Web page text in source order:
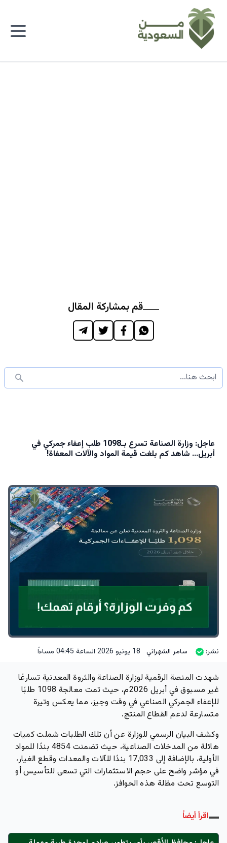
قم بمشاركة المقال
عاجل: وزارة الصناعة تسرع بـ1098 طلب إعفاء جمركي في
أبريل… شاهد كم بلغت قيمة المواد والآلات المعفاة!
نشر: سامر الشهراني 18 يونيو 2026 الساعة 04:45 مساءاً
شهدت المنصة الرقمية لوزارة الصناعة والثروة المعدنية تسارعًا
غير مسبوق في أبريل 2026م، حيث تمت معالجة 1098 طلبًا
للإعفاء الجمركي الصناعي في وقت وجيز، مما يعكس وتيرة
متسارعة لدعم القطاع المنتج.
وكشف البيان الرسمي للوزارة عن أن تلك الطلبات شملت كميات
هائلة من المدخلات الصناعية، حيث تضمنت
4854 بندًا للمواد
الأولية، بالإضافة إلى 17,033 بندًا للآلات والمعدات وقطع الغيار
،
في مؤشر واضح على حجم الاستثمارات التي تسعى للتأسيس أو
التوسع تحت مظلة هذه الحوافز.
اقرأ أيضاً